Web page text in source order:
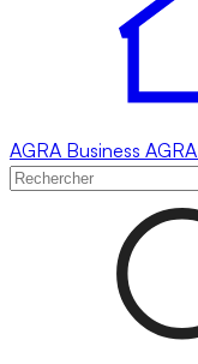
AGRA Business AGRA